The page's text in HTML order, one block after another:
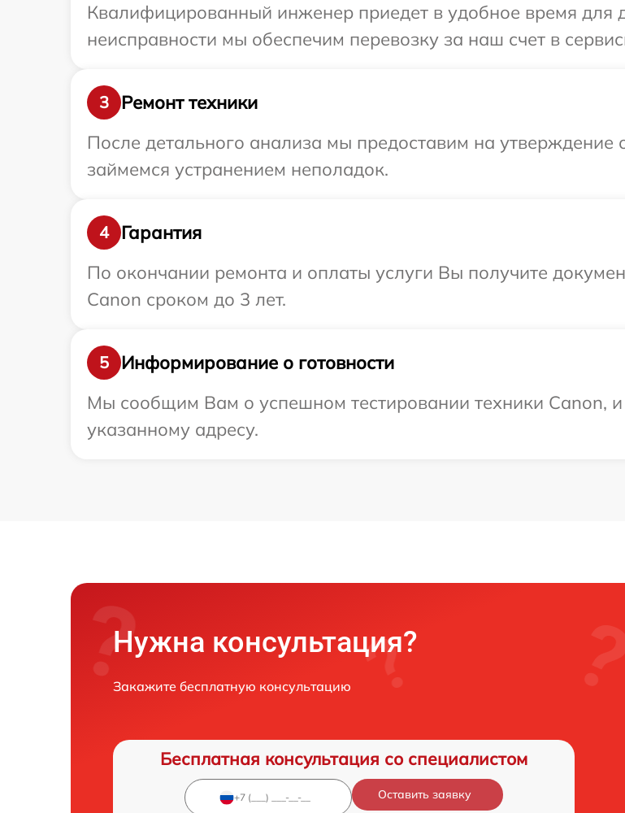
Квалифицированный инженер приедет в удобное время для
неисправности мы обеспечим перевозку за наш счет в
3
Ремонт техники
После детального анализа мы предоставим на утверждение
займемся устранением неполадок.
4
Гарантия
По окончании ремонта и оплаты услуги Вы получите
Canon сроком до 3 лет.
5
Информирование о готовности
Мы сообщим Вам о успешном тестировании техники Canon,
указанному адресу.
Нужна консультация?
Закажите бесплатную консультацию
Бесплатная консультация со специалистом
Оставить заявку